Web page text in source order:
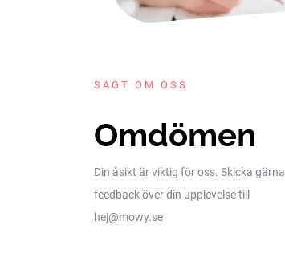
SAGT OM OSS
Omdömen
Din åsikt är viktig för oss. Skicka gärna
feedback över din upplevelse till
hej@mowy.se